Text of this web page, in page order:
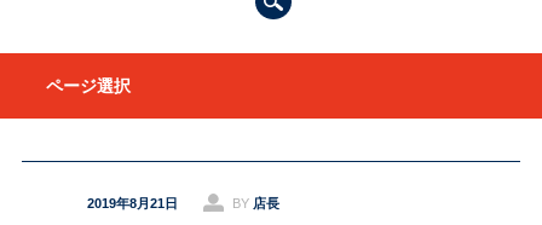
Main menu
ページ選択
2019年8月21日 BY 店長